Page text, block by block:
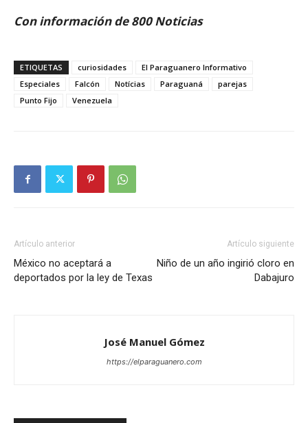
Con información de 800 Noticias
ETIQUETAS curiosidades
El Paraguanero Informativo
Especiales
Falcón Notícias Paraguaná
parejas
Punto Fijo
Venezuela
Artículo anterior
México no aceptará a
deportados por la ley de Texas
Artículo siguiente
Niño de un año ingirió cloro en
Dabajuro
José Manuel Gómez
https://elparaguanero.com